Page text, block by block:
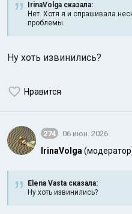
IrinaVolga сказалa:
Нет. Хотя я и спрашивала
проблемы.
Ну хоть извинились?
Нравится
274 06 июн. 2026
IrinaVolga
Elena Vasta сказалa:
Ну хоть извинились?